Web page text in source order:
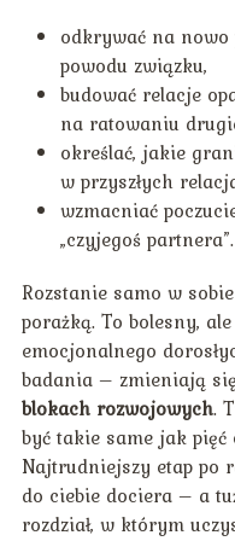
odkrywać na nowo
powodu związku,
budować relacje
na ratowaniu
określać, jakie
w przyszłych
wzmacniać
„czyjegoś partnera”.
Rozstanie samo w
porażką. To bolesny,
emocjonalnego
badania – zmieniają
blokach rozwojowych.
być takie same jak pięć
Najtrudniejszy etap po
do ciebie dociera – a
rozdział, w którym